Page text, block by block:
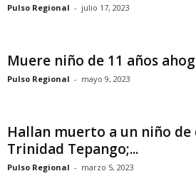
Pulso Regional - julio 17, 2023
Muere niño de 11 años
Pulso Regional - mayo 9, 2023
Hallan muerto a un niño de
Trinidad Tepango;...
Pulso Regional - marzo 5, 2023